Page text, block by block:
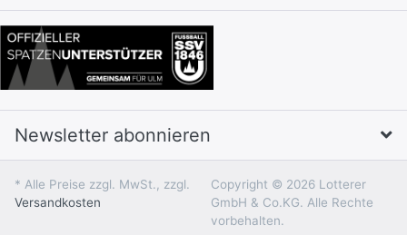
Newsletter abonnieren
* Alle Preise zzgl. MwSt., zzgl.
Versandkosten
Copyright © 2026 Lotterer
GmbH & Co.KG. Alle Rechte
vorbehalten.